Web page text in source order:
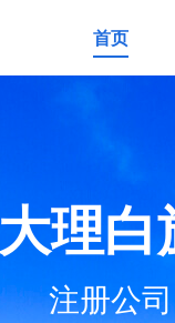
首页
大理
注册公